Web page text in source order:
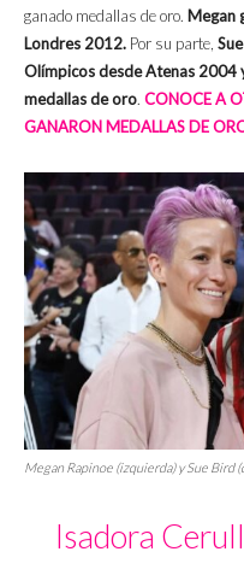
ganado medallas de oro. Megan
Londres 2012. Por su parte,
Olímpicos desde Atenas 2004
medallas de oro. CONOCE A
GANARON MEDALLAS DE
Megan Rapinoe (izquierda) y Sue Bird
Isadora